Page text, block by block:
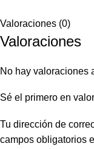
Valoraciones (0)
Valoraciones
No hay valoraciones
Sé el primero en
Tu dirección de
campos obligatorios